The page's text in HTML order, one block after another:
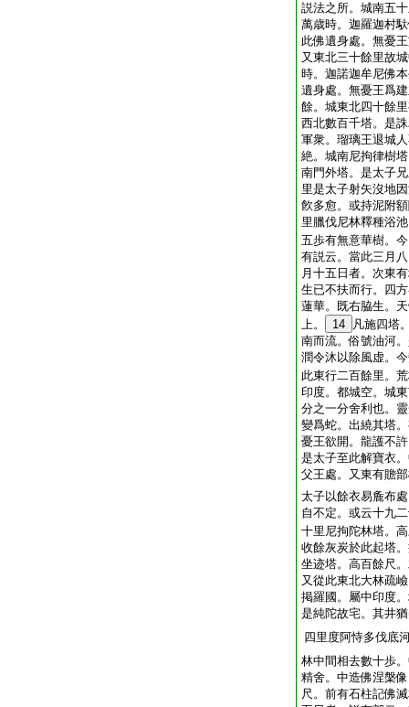
説法之所。城南五
萬歳時。迦羅迦村
此佛遺身處。無憂
又東北三十餘里故
時。迦諾迦牟尼佛
遺身處。無憂王爲
餘。城東北四十餘
西北數百千塔。是
軍衆。瑠璃王退城
絶。城南尼拘律樹
南門外塔。是太子
里是太子射矢沒地
飮多愈。或持泥附
里臘伐尼林釋種浴
五歩有無意華樹。
有説云。當此三月
月十五日者。次東
生已不扶而行。四
蓮華。既右脇生。
上。
14
凡施四塔
南而流。俗號油河
潤令沐以除風虚。
此東行二百餘里。
印度。都城空。城
分之一分舍利也。
變爲蛇。出繞其塔
憂王欲開。龍護不
是太子至此解寶衣
父王處。又東有贍
太子以餘衣易麁布
自不定。或云十九
十里尼拘陀林塔。
收餘灰炭於此起塔
坐迹塔。高百餘尺
又從此東北大林疏
掲羅國。屬中印度
是純陀故宅。其井
四里度阿恃多伐底
林中間相去數十歩
精舍。中造佛涅槃
尺。前有石柱記佛